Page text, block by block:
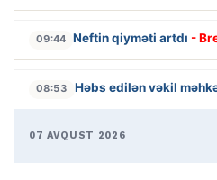
09:44 Neftin qiyməti artdı -
08:53 Həbs edilən vəkil
07 AVQUST 2026